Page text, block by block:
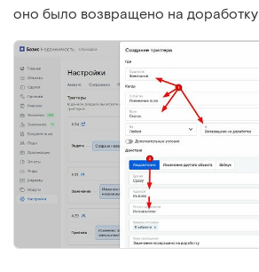
оно было возвращено на доработку